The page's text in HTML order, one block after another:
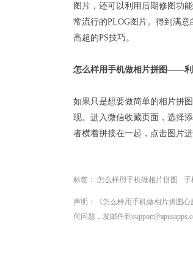
图片，还可以利用后期修图功
常流行的PLOG图片。得到满
高超的PS技巧。
怎么样用手机做相片拼图——
如果只是想要做简单的相片拼
现。进入微信收藏页面，选择
者横着拼接在一起，点击图片进
标签： 怎么样用手机做相片拼图 手
声明：《怎么样用手机做相片拼图
何问题，发邮件到